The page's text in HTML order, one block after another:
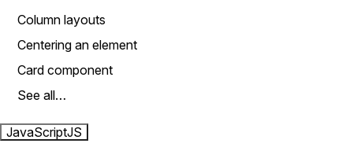
Column layouts
Centering an element
Card component
See all…
JavaScriptJS